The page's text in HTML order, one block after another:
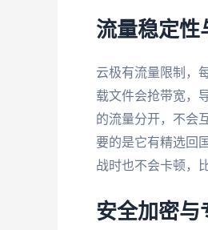
流量稳定性
云极有流量限制，
载文件会抢带宽，
的流量分开，不会
要的是它有精选回
战时也不会卡顿，
安全加密与